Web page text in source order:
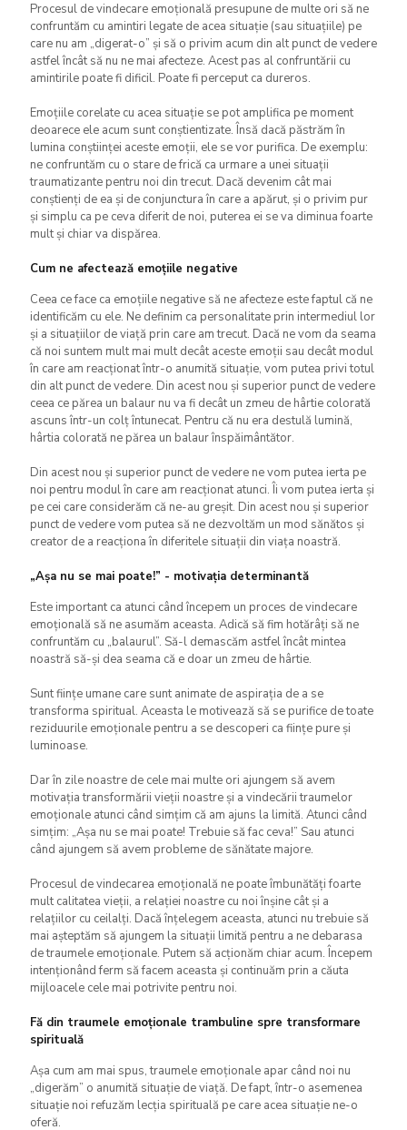
Procesul de vindecare emoțională presupune de multe ori să ne
confruntăm cu amintiri legate de acea situație (sau situațiile) pe
care nu am „digerat-o” și să o privim acum din alt punct de vedere
astfel încât să nu ne mai afecteze. Acest pas al confruntării cu
amintirile poate fi dificil. Poate fi perceput ca dureros.
Emoțiile corelate cu acea situație se pot amplifica pe moment
deoarece ele acum sunt conștientizate. Însă dacă păstrăm în
lumina conștiinței aceste emoții, ele se vor purifica. De exemplu:
ne confruntăm cu o stare de frică ca urmare a unei situații
traumatizante pentru noi din trecut. Dacă devenim cât mai
conștienți de ea și de conjunctura în care a apărut, și o privim pur
și simplu ca pe ceva diferit de noi, puterea ei se va diminua foarte
mult și chiar va dispărea.
Cum ne afectează emoțiile negative
Ceea ce face ca emoțiile negative să ne afecteze este faptul că ne
identificăm cu ele. Ne definim ca personalitate prin intermediul lor
și a situațiilor de viață prin care am trecut. Dacă ne vom da seama
că noi suntem mult mai mult decât aceste emoții sau decât modul
în care am reacționat într-o anumită situație, vom putea privi totul
din alt punct de vedere. Din acest nou și superior punct de vedere
ceea ce părea un balaur nu va fi decât un zmeu de hârtie colorată
ascuns într-un colț întunecat. Pentru că nu era destulă lumină,
hârtia colorată ne părea un balaur înspăimântător.
Din acest nou și superior punct de vedere ne vom putea ierta pe
noi pentru modul în care am reacționat atunci. Îi vom putea ierta și
pe cei care considerăm că ne-au greșit. Din acest nou și superior
punct de vedere vom putea să ne dezvoltăm un mod sănătos și
creator de a reacționa în diferitele situații din viața noastră.
„Așa nu se mai poate!” - motivația determinantă
Este important ca atunci când începem un proces de vindecare
emoțională să ne asumăm aceasta. Adică să fim hotărâți să ne
confruntăm cu „balaurul”. Să-l demascăm astfel încât mintea
noastră să-și dea seama că e doar un zmeu de hârtie.
Sunt ființe umane care sunt animate de aspirația de a se
transforma spiritual. Aceasta le motivează să se purifice de toate
reziduurile emoționale pentru a se descoperi ca ființe pure și
luminoase.
Dar în zile noastre de cele mai multe ori ajungem să avem
motivația transformării vieții noastre și a vindecării traumelor
emoționale atunci când simțim că am ajuns la limită. Atunci când
simțim: „Așa nu se mai poate! Trebuie să fac ceva!” Sau atunci
când ajungem să avem probleme de sănătate majore.
Procesul de vindecarea emoțională ne poate îmbunătăți foarte
mult calitatea vieții, a relației noastre cu noi înșine cât și a
relațiilor cu ceilalți. Dacă înțelegem aceasta, atunci nu trebuie să
mai așteptăm să ajungem la situații limită pentru a ne debarasa
de traumele emoționale. Putem să acționăm chiar acum. Începem
intenționând ferm să facem aceasta și continuăm prin a căuta
mijloacele cele mai potrivite pentru noi.
Fă din traumele emoționale trambuline spre transformare
spirituală
Așa cum am mai spus, traumele emoționale apar când noi nu
„digerăm” o anumită situație de viață. De fapt, într-o asemenea
situație noi refuzăm lecția spirituală pe care acea situație ne-o
oferă.